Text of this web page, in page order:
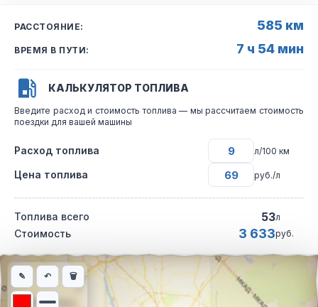
РАССТОЯНИЕ: 585 км
ВРЕМЯ В ПУТИ: 7 ч 54 мин
КАЛЬКУЛЯТОР ТОПЛИВА
Введите расход и стоимость топлива — мы рассчитаем стоимость
поездки для вашей машины
Расход топлива л/100 км
Цена топлива руб./л
Топлива всего 53л
Стоимость 3 633руб.
Интерактивная карта автомобильного маршрута из города
✎ ↶ 🗑